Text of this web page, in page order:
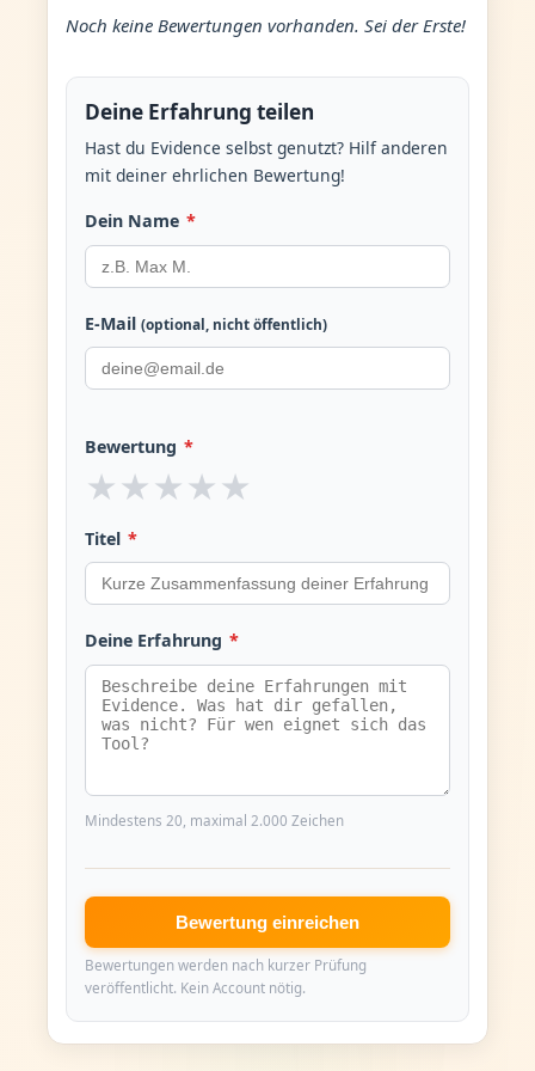
Noch keine Bewertungen vorhanden. Sei der Erste!
Deine Erfahrung teilen
Hast du Evidence selbst genutzt? Hilf anderen
mit deiner ehrlichen Bewertung!
Dein Name *
E-Mail (optional, nicht öffentlich)
Bewertung *
★ ★ ★ ★ ★
Titel *
Deine Erfahrung *
Mindestens 20, maximal 2.000 Zeichen
Bewertung einreichen
Bewertungen werden nach kurzer Prüfung
veröffentlicht. Kein Account nötig.